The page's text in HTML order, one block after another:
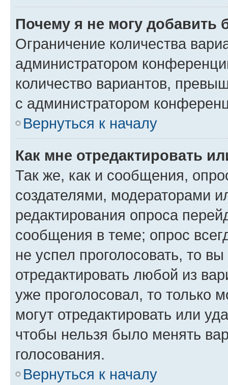
Почему я не могу добавить
Ограничение количества
администратором
количество вариантов,
с администратором
Вернуться к началу
Как мне отредактировать
Так же, как и сообщения,
создателями, модераторами
редактирования опроса
сообщения в теме; опрос
не успел проголосовать, то
отредактировать любой из
уже проголосовал, то только
могут отредактировать или
чтобы нельзя было менять
голосования.
Вернуться к началу